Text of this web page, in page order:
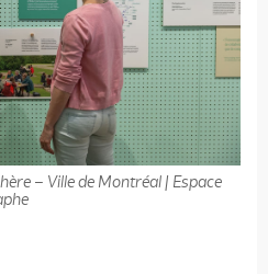
– Ville de Montréal | Espace